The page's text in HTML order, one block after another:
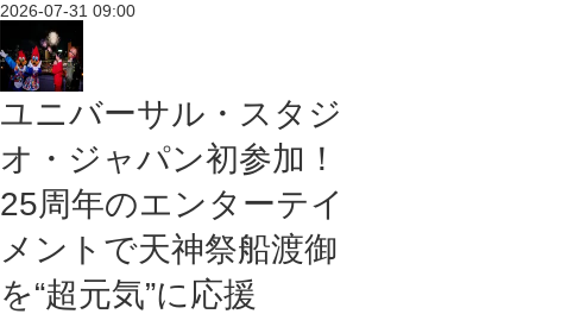
2026-07-31 09:00
ユニバーサル・スタジ
オ・ジャパン初参加！
25周年のエンターテイ
メントで天神祭船渡御
を“超元気”に応援